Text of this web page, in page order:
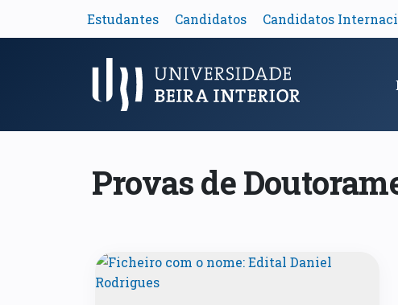
Estudantes Candidatos Candidatos
Menu Principal
Provas de